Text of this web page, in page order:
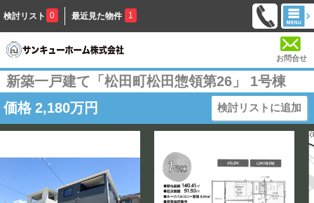
検討リスト 0 最近見た物件 1
お問合せ
新築一戸建て「松田町松田惣領第26」 1号棟
価格 2,180万円 検討リストに追加